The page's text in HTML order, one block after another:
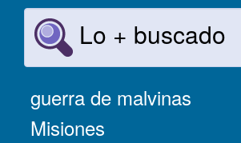
Lo + buscado
guerra de malvinas
Misiones